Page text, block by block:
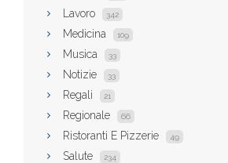
Lavoro 342
Medicina 109
Musica 33
Notizie 33
Regali 21
Regionale 66
Ristoranti E Pizzerie 49
Salute 234